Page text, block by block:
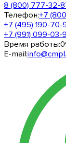
8 (800) 777-32-
Телефон:+7
+7 (495) 190-70-
+7 (991) 099-03-
Время работы:
E-mail: